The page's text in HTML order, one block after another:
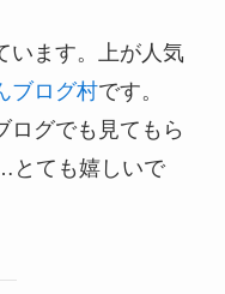
います。上が人気
ブログ村です。
ログでも見てもら
とても嬉しいで